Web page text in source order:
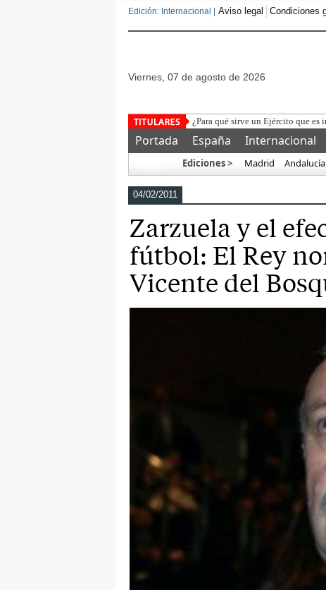
Edición: Internacional | Aviso legal Condiciones
viernes, 07 de agosto de 2026
Portada España Internacional
Ediciones > Madrid Andalucía
04/02/2011
Zarzuela y el
fútbol: El Rey
Vicente del